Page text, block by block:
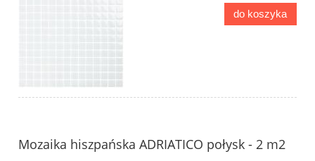
do koszyka
Mozaika hiszpańska ADRIATICO połysk - 2 m2